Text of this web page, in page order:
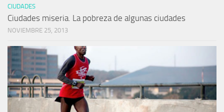
CIUDADES
Ciudades miseria. La pobreza de algunas ciudades
NOVIEMBRE 25, 2013